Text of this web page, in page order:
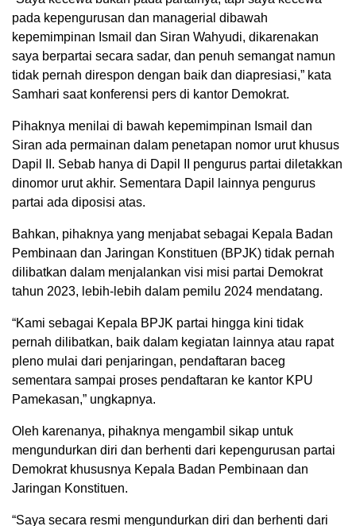
pada kepengurusan dan managerial dibawah
kepemimpinan Ismail dan Siran Wahyudi, dikarenakan
saya berpartai secara sadar, dan penuh semangat namun
tidak pernah direspon dengan baik dan diapresiasi,” kata
Samhari saat konferensi pers di kantor Demokrat.
Pihaknya menilai di bawah kepemimpinan Ismail dan
Siran ada permainan dalam penetapan nomor urut khusus
Dapil II. Sebab hanya di Dapil II pengurus partai diletakkan
dinomor urut akhir. Sementara Dapil lainnya pengurus
partai ada diposisi atas.
Bahkan, pihaknya yang menjabat sebagai Kepala Badan
Pembinaan dan Jaringan Konstituen (BPJK) tidak pernah
dilibatkan dalam menjalankan visi misi partai Demokrat
tahun 2023, lebih-lebih dalam pemilu 2024 mendatang.
“Kami sebagai Kepala BPJK partai hingga kini tidak
pernah dilibatkan, baik dalam kegiatan lainnya atau rapat
pleno mulai dari penjaringan, pendaftaran baceg
sementara sampai proses pendaftaran ke kantor KPU
Pamekasan,” ungkapnya.
Oleh karenanya, pihaknya mengambil sikap untuk
mengundurkan diri dan berhenti dari kepengurusan partai
Demokrat khususnya Kepala Badan Pembinaan dan
Jaringan Konstituen.
“Saya secara resmi mengundurkan diri dan berhenti dari